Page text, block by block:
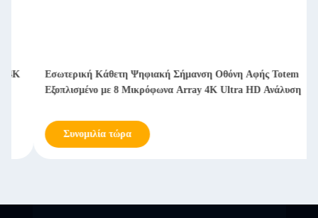
75" 43" 55 ιντσών Οθόνη LCD Signage Indoor Totem Kiosk
Pen / Finger Touch
Συνομιλία τώρα